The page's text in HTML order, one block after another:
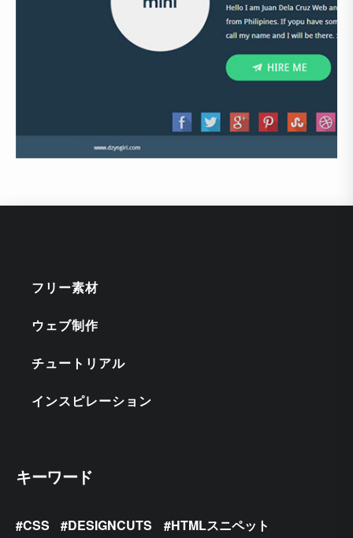
フリー素材
ウェブ制作
チュートリアル
インスピレーション
キーワード
CSS DESIGNCUTS
HTMLスニペット